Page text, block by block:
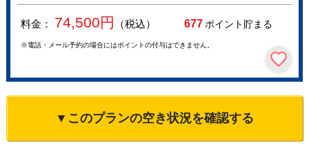
料金： 74,500円 （税込） 677ポイント貯まる
※電話・メール予約の場合にはポイントの付与はできません。
▼このプランの空き状況を確認する